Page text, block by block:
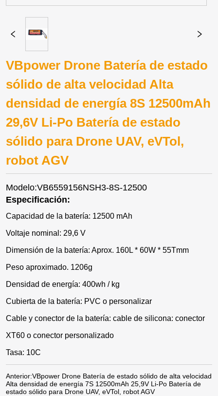
VBpower Drone Batería de estado
sólido de alta velocidad Alta
densidad de energía 8S 12500mAh
29,6V Li-Po Batería de estado
sólido para Drone UAV, eVTol,
robot AGV
Modelo:VB6559156NSH3-8S-12500
Especificación:
Capacidad de la batería: 12500 mAh
Voltaje nominal: 29,6 V
Dimensión de la batería: Aprox. 160L * 60W * 55Tmm
Peso aproximado. 1206g
Densidad de energía: 400wh / kg
Cubierta de la batería: PVC o personalizar
Cable y conector de la batería: cable de silicona: conector
XT60 o conector personalizado
Tasa: 10C
Anterior:VBpower Drone Batería de estado sólido de alta velocidad
Alta densidad de energía 7S 12500mAh 25,9V Li-Po Batería de
estado sólido para Drone UAV, eVTol, robot AGV